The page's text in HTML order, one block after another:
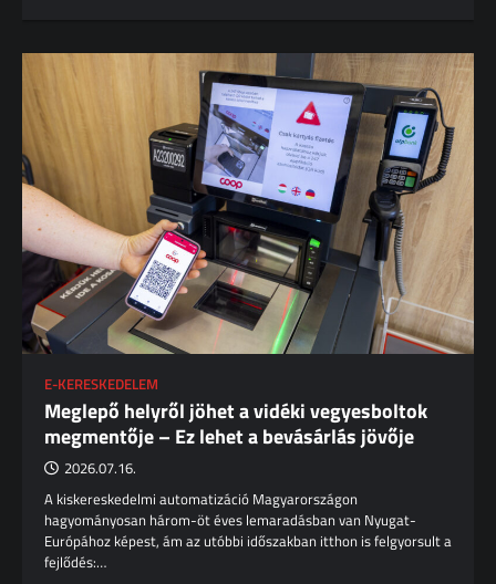
E-KERESKEDELEM
Meglepő helyről jöhet a vidéki vegyesboltok
megmentője – Ez lehet a bevásárlás jövője
2026.07.16.
A kiskereskedelmi automatizáció Magyarországon
hagyományosan három-öt éves lemaradásban van Nyugat-
Európához képest, ám az utóbbi időszakban itthon is felgyorsult a
fejlődés:…